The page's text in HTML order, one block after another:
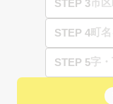
STEP 3
STEP 4
STEP 5